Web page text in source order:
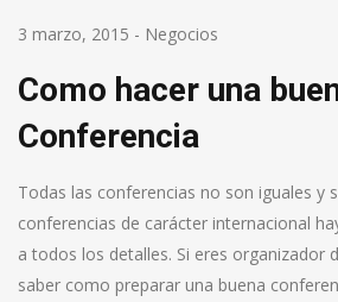
3 marzo, 2015 - Negocios
Como hacer una
Conferencia
Todas las conferencias no son iguales y
conferencias de carácter internacional
a todos los detalles. Si eres organizador
saber como preparar una buena